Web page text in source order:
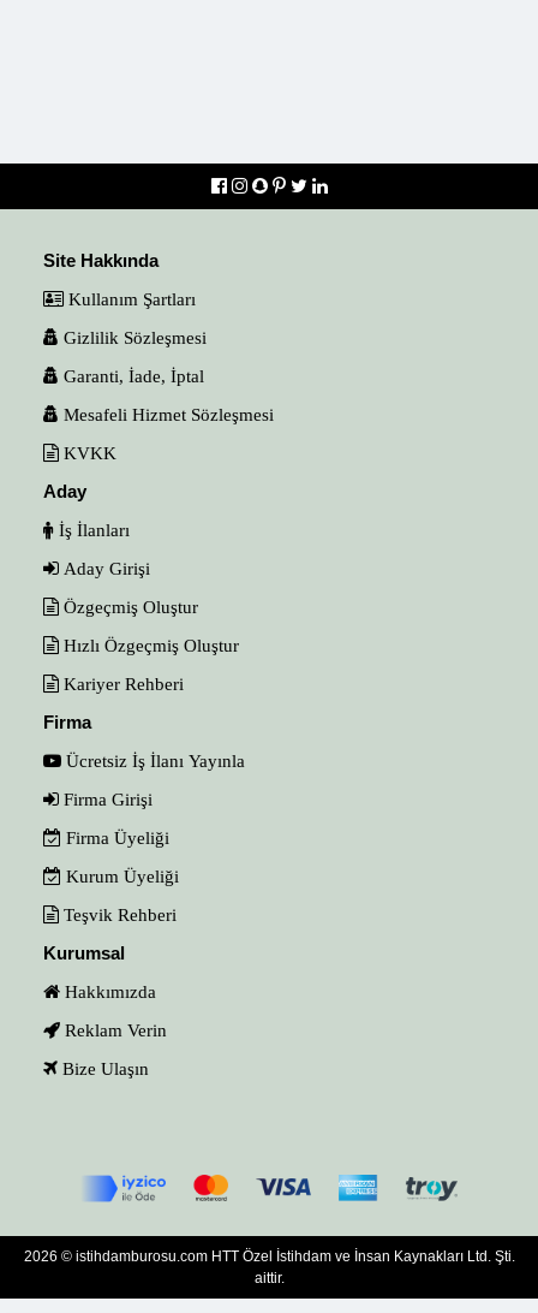
Site Hakkında
Kullanım Şartları
Gizlilik Sözleşmesi
Garanti, İade, İptal
Mesafeli Hizmet Sözleşmesi
KVKK
Aday
İş İlanları
Aday Girişi
Özgeçmiş Oluştur
Hızlı Özgeçmiş Oluştur
Kariyer Rehberi
Firma
Ücretsiz İş İlanı Yayınla
Firma Girişi
Firma Üyeliği
Kurum Üyeliği
Teşvik Rehberi
Kurumsal
Hakkımızda
Reklam Verin
Bize Ulaşın
2026 © istihdamburosu.com HTT Özel İstihdam ve İnsan Kaynakları Ltd. Şti.
aittir.